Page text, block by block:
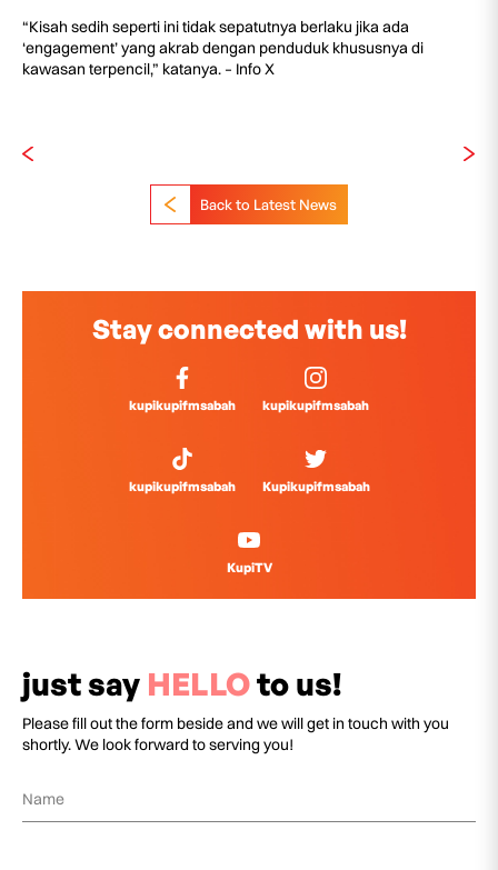
“Kisah sedih seperti ini tidak sepatutnya berlaku jika ada
‘engagement’ yang akrab dengan penduduk khususnya di
kawasan terpencil,” katanya. – Info X
Back to Latest News
Stay connected with us!
kupikupifmsabah kupikupifmsabah
kupikupifmsabah Kupikupifmsabah
KupiTV
just say HELLOto us!
Please fill out the form beside and we will get in touch with you
shortly. We look forward to serving you!